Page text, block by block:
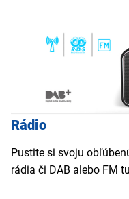
Rádio
Pustite si svoju
rádia či DAB alebo FM